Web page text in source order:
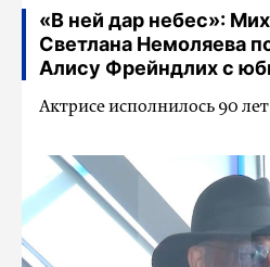
«В ней дар небес»:
Светлана Немоляева
Алису Фрейндлих с
Актрисе исполнилось 90 лет